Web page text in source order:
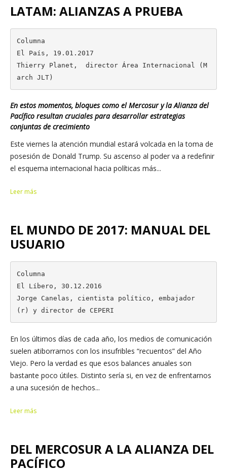
LATAM: ALIANZAS A PRUEBA
Columna
El País, 19.01.2017
Thierry Planet,  director Área Internacional (M
arch JLT)
En estos momentos, bloques como el Mercosur y la Alianza del
Pacífico resultan cruciales para desarrollar estrategias
conjuntas de crecimiento
Este viernes la atención mundial estará volcada en la toma de
posesión de Donald Trump. Su ascenso al poder va a redefinir
el esquema internacional hacia políticas más...
Leer más
EL MUNDO DE 2017: MANUAL DEL
USUARIO
Columna
El Líbero, 30.12.2016
Jorge Canelas, cientista político, embajador
(r) y director de CEPERI
En los últimos días de cada año, los medios de comunicación
suelen atiborrarnos con los insufribles “recuentos” del Año
Viejo. Pero la verdad es que esos balances anuales son
bastante poco útiles. Distinto sería si, en vez de enfrentarnos
a una sucesión de hechos...
Leer más
DEL MERCOSUR A LA ALIANZA DEL
PACÍFICO